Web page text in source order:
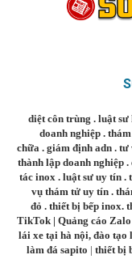
diệt côn trùng . luật sư
doanh nghiệp .
chữa. giám định adn. tư
thành lập doanh nghiệp .
tác inox. luật sư uy tín.
vụ thám tử uy tín .
đỏ . thiết bị bếp inox.
TikTok | Quảng cáo Zalo
lái xe tại hà nội, đào tạo
làm đá sapito | thiết bị